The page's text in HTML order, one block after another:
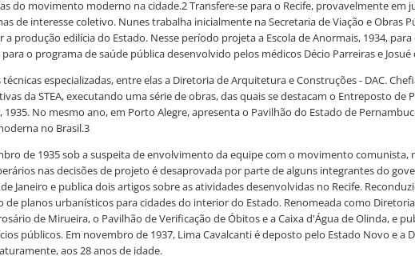
do movimento moderno na cidade.2 Transfere-se para o Recife, provavelmente
de interesse coletivo. Nunes trabalha inicialmente na Secretaria de Viação e Obras
produção edilícia do Estado. Nesse período projeta a Escola de Anormais, 1934,
o programa de saúde pública desenvolvido pelos médicos Décio Parreiras e
especializadas, entre elas a Diretoria de Arquitetura e Construções - DAC.
da STEA, executando uma série de obras, das quais se destacam o Entreposto
1935. No mesmo ano, em Porto Alegre, apresenta o Pavilhão do Estado de
no Brasil.3
de 1935 sob a suspeita de envolvimento da equipe com o movimento
nas decisões de projeto é desaprovada por parte de alguns integrantes do
Janeiro e publica dois artigos sobre as atividades desenvolvidas no Recife.
planos urbanísticos para cidades do interior do Estado. Renomeada como
de Mirueira, o Pavilhão de Verificação de Óbitos e a Caixa d'Água de Olinda, e
públicos. Em novembro de 1937, Lima Cavalcanti é deposto pelo Estado Novo e
aos 28 anos de idade.